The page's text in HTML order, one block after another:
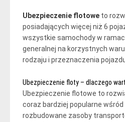
Ubezpieczenie flotowe to
posiadających więcej niż 6
wszystkie samochody w
generalnej na korzystnych
rodzaju i przeznaczenia
Ubezpieczenie floty – dlaczego
Ubezpieczenie flotowe to
coraz bardziej popularne
rozbudowane zasoby